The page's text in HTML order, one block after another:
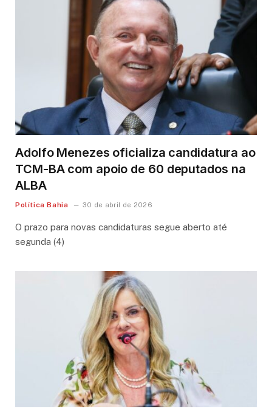
Adolfo Menezes oficializa candidatura ao
TCM-BA com apoio de 60 deputados na
ALBA
Política Bahia 30 de abril de 2026
O prazo para novas candidaturas segue aberto até
segunda (4)